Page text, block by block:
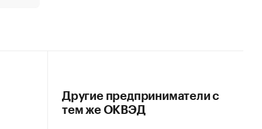
Другие предприниматели с
тем же ОКВЭД